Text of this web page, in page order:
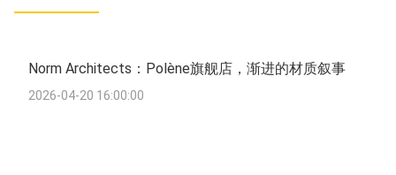
Norm Architects：Polène旗舰店，渐进的材质叙事
2026-04-20 16:00:00